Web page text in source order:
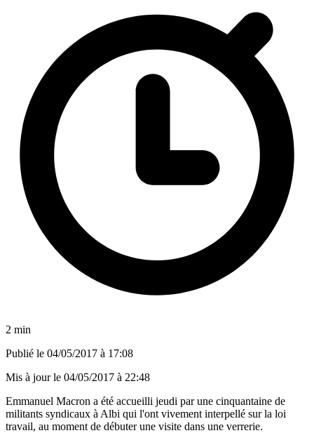
2 min
Publié le 04/05/2017 à 17:08
Mis à jour le 04/05/2017 à 22:48
Emmanuel Macron a été accueilli jeudi par une cinquantaine de
militants syndicaux à Albi qui l'ont vivement interpellé sur la loi
travail, au moment de débuter une visite dans une verrerie.